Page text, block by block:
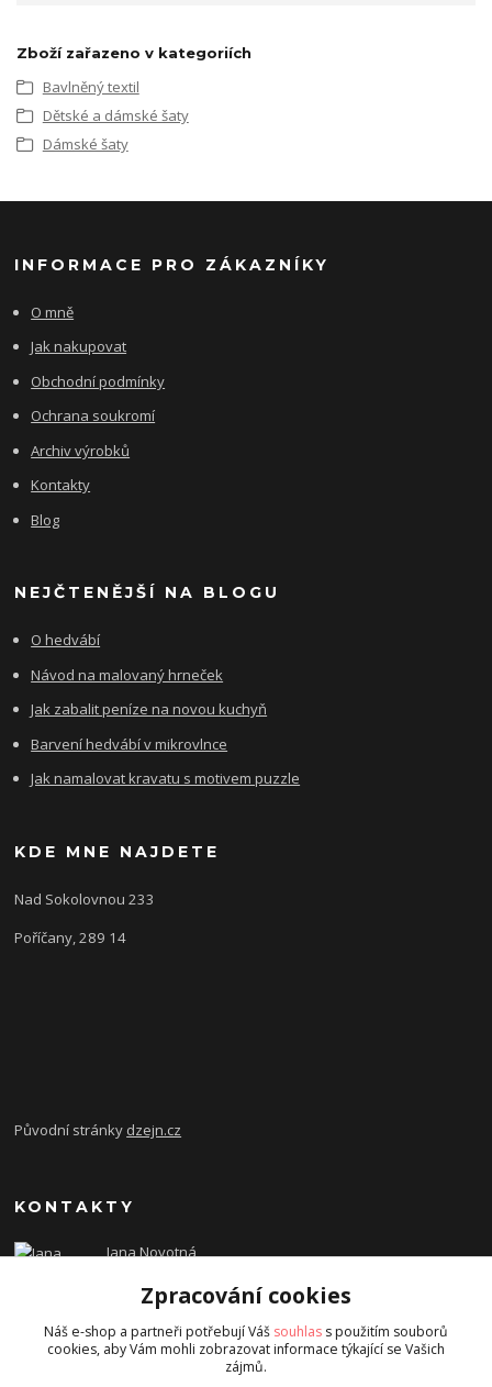
Zboží zařazeno v kategoriích
Bavlněný textil
Dětské a dámské šaty
Dámské šaty
INFORMACE PRO ZÁKAZNÍKY
O mně
Jak nakupovat
Obchodní podmínky
Ochrana soukromí
Archiv výrobků
Kontakty
Blog
NEJČTENĚJŠÍ NA BLOGU
O hedvábí
Návod na malovaný hrneček
Jak zabalit peníze na novou kuchyň
Barvení hedvábí v mikrovlnce
Jak namalovat kravatu s motivem puzzle
KDE MNE NAJDETE
Nad Sokolovnou 233
Poříčany, 289 14
Původní stránky dzejn.cz
KONTAKTY
Jana Novotná
dzejn.n@email.cz
Zpracování cookies
Náš e-shop a partneři potřebují Váš souhlas s použitím souborů
cookies, aby Vám mohli zobrazovat informace týkající se Vašich
zájmů.